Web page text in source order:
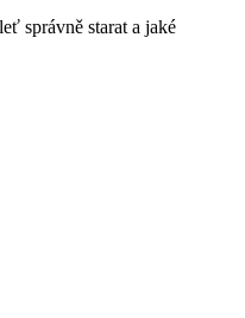
správně starat a jaké